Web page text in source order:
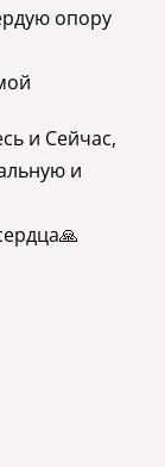
опору
и Сейчас,
и